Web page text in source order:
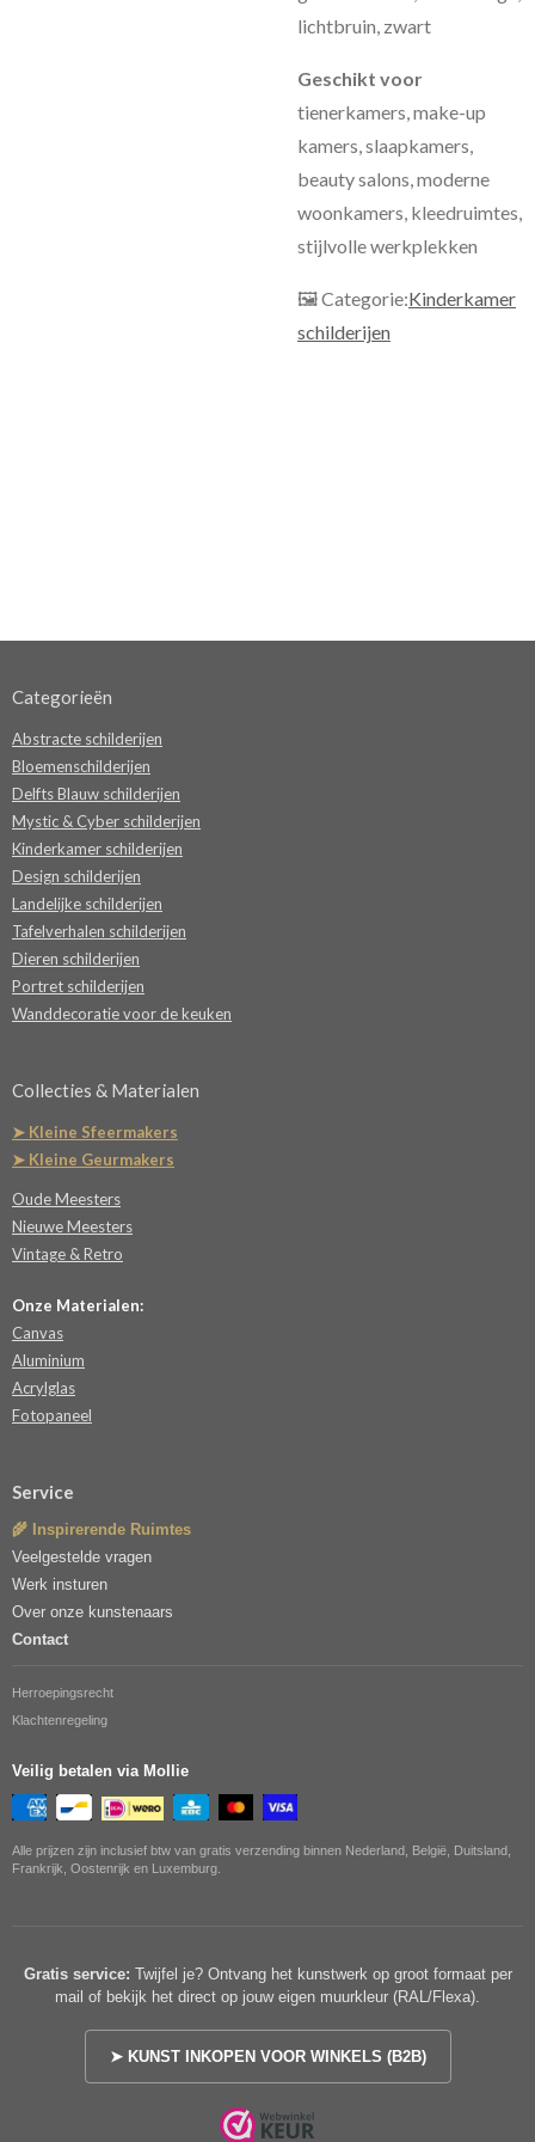
lichtbruin, zwart
Geschikt voor
tienerkamers, make-up
kamers, slaapkamers,
beauty salons, moderne
woonkamers, kleedruimtes,
stijlvolle werkplekken
🖼 Categorie:Kinderkamer
schilderijen
Categorieën
Abstracte schilderijen
Bloemenschilderijen
Delfts Blauw schilderijen
Mystic & Cyber schilderijen
Kinderkamer schilderijen
Design schilderijen
Landelijke schilderijen
Tafelverhalen schilderijen
Dieren schilderijen
Portret schilderijen
Wanddecoratie voor de keuken
Collecties & Materialen
➤ Kleine Sfeermakers
➤ Kleine Geurmakers
Oude Meesters
Nieuwe Meesters
Vintage & Retro
Onze Materialen:
Canvas
Aluminium
Acrylglas
Fotopaneel
Service
🌾 Inspirerende Ruimtes
Veelgestelde vragen
Werk insturen
Over onze kunstenaars
Contact
Herroepingsrecht
Klachtenregeling
Veilig betalen via Mollie
Alle prijzen zijn inclusief btw van gratis verzending binnen Nederland, België, Duitsland,
Frankrijk, Oostenrijk en Luxemburg.
Gratis service: Twijfel je? Ontvang het kunstwerk op groot formaat per
mail of bekijk het direct op jouw eigen muurkleur (RAL/Flexa).
➤ KUNST INKOPEN VOOR WINKELS (B2B)